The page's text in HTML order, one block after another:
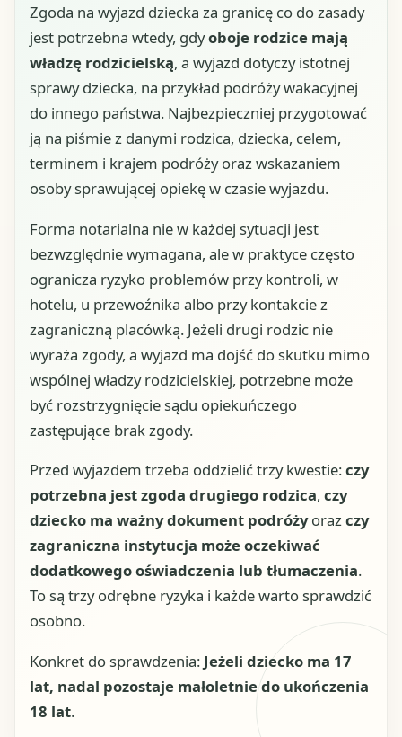
Zgoda na wyjazd dziecka za granicę co do zasady
jest potrzebna wtedy, gdyoboje rodzice mają
władzę rodzicielską, a wyjazd dotyczy istotnej
sprawy dziecka, na przykład podróży wakacyjnej
do innego państwa. Najbezpieczniej przygotować
ją na piśmie z danymi rodzica, dziecka, celem,
terminem i krajem podróży oraz wskazaniem
osoby sprawującej opiekę w czasie wyjazdu.
Forma notarialna nie w każdej sytuacji jest
bezwzględnie wymagana, ale w praktyce często
ogranicza ryzyko problemów przy kontroli, w
hotelu, u przewoźnika albo przy kontakcie z
zagraniczną placówką. Jeżeli drugi rodzic nie
wyraża zgody, a wyjazd ma dojść do skutku mimo
wspólnej władzy rodzicielskiej, potrzebne może
być rozstrzygnięcie sądu opiekuńczego
zastępujące brak zgody.
Przed wyjazdem trzeba oddzielić trzy kwestie:czy
potrzebna jest zgoda drugiego rodzica, czy
dziecko ma ważny dokument podróżyorazczy
zagraniczna instytucja może oczekiwać
dodatkowego oświadczenia lub tłumaczenia.
To są trzy odrębne ryzyka i każde warto sprawdzić
osobno.
Konkret do sprawdzenia: Jeżeli dziecko ma 17
lat, nadal pozostaje małoletnie do ukończenia
18 lat.